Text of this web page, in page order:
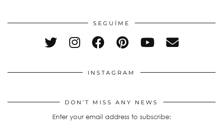
SEGUÍME
INSTAGRAM
DON’T MISS ANY NEWS
Enter your email address to subscribe: